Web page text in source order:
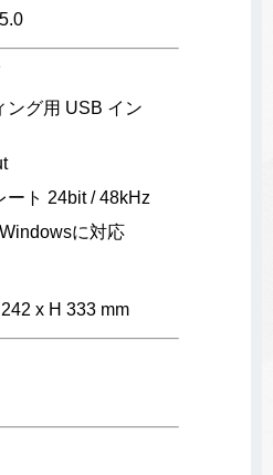
ング用 USB イン
ート 24bit / 48kHz
に対応
x H 333 mm